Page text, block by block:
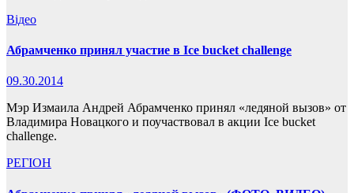
Відео
Абрамченко принял участие в Ice bucket challenge
09.30.2014
Мэр Измаила Андрей Абрамченко принял «ледяной вызов» от
Владимира Новацкого и поучаствовал в акции Ice bucket
challenge.
РЕГІОН